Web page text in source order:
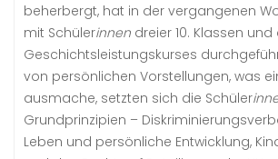
beherbergt, hat in der vergangenen
mit Schülerinnen dreier 10. Klassen und
Geschichtsleistungskurses
von persönlichen Vorstellungen, was
ausmache, setzten sich die Schüler
Grundprinzipien –
Leben und persönliche Entwicklung,